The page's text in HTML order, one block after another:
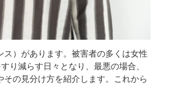
）があります。被害者の多くは女性
り減らす日々となり、最悪の場合、
の見分け方を紹介します。これから